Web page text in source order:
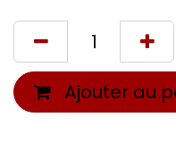
Ajouter au